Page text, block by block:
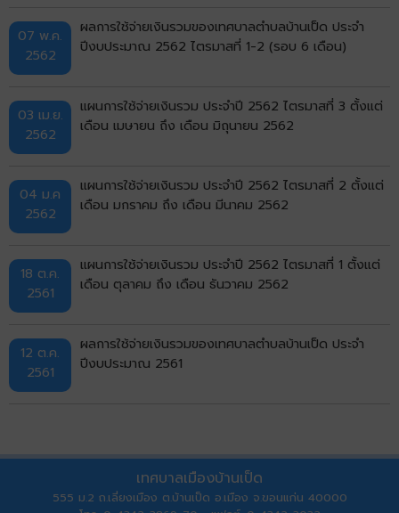
07 พ.ค.
2562
ผลการใช้จ่ายเงินรวมของเทศบาลตำบลบ้านเป็ด ประจำ
ปีงบประมาณ 2562 ไตรมาสที่ 1-2 (รอบ 6 เดือน)
03 เม.ย.
2562
แผนการใช้จ่ายเงินรวม ประจำปี 2562 ไตรมาสที่ 3 ตั้งแต่
เดือน เมษายน ถึง เดือน มิถุนายน 2562
04 ม.ค
2562
แผนการใช้จ่ายเงินรวม ประจำปี 2562 ไตรมาสที่ 2 ตั้งแต่
เดือน มกราคม ถึง เดือน มีนาคม 2562
18 ต.ค.
2561
แผนการใช้จ่ายเงินรวม ประจำปี 2562 ไตรมาสที่ 1 ตั้งแต่
เดือน ตุลาคม ถึง เดือน ธันวาคม 2562
12 ต.ค.
2561
ผลการใช้จ่ายเงินรวมของเทศบาลตำบลบ้านเป็ด ประจำ
ปีงบประมาณ 2561
เทศบาลเมืองบ้านเป็ด
555 ม.2 ถ.เลี่ยงเมือง ต.บ้านเป็ด อ.เมือง จ.ขอนแก่น 40000